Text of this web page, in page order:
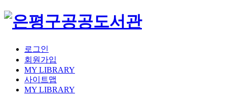
로그인
회원가입
MY LIBRARY
사이트맵
MY LIBRARY